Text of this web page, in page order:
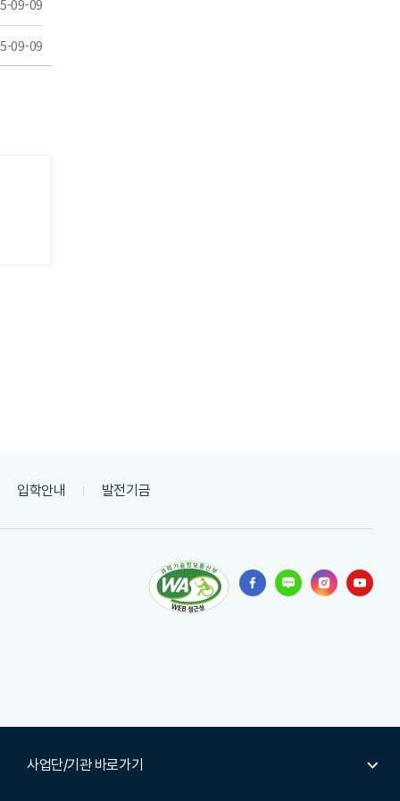
09-09
09-09
입학안내 발전기금
사업단/기관 바로가기